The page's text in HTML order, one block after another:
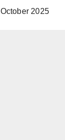
October 2025